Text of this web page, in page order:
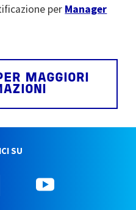
per Manager
MAGGIORI
SU